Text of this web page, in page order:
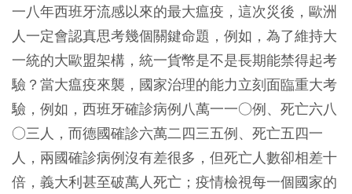
一八年西班牙流感以來的最大瘟疫，這次災後，歐洲
人一定會認真思考幾個關鍵命題，例如，為了維持大
一統的大歐盟架構，統一貨幣是不是長期能禁得起考
驗？當大瘟疫來襲，國家治理的能力立刻面臨重大考
驗，例如，西班牙確診病例八萬一一○例、死亡六八
○三人，而德國確診六萬二四三五例、死亡五四一
人，兩國確診病例沒有差很多，但死亡人數卻相差十
倍，義大利甚至破萬人死亡；疫情檢視每一個國家的